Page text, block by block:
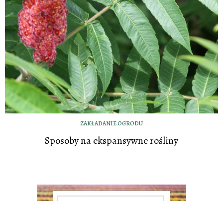
ZAKŁADANIE OGRODU
Sposoby na ekspansywne rośliny